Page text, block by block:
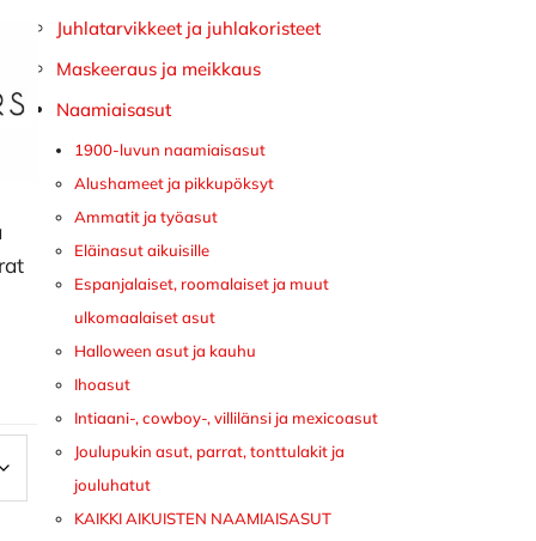
Juhlatarvikkeet ja juhlakoristeet
Maskeeraus ja meikkaus
Naamiaisasut
1900-luvun naamiaisasut
Alushameet ja pikkupöksyt
Ammatit ja työasut
Eläinasut aikuisille
Espanjalaiset, roomalaiset ja muut
ulkomaalaiset asut
Halloween asut ja kauhu
Ihoasut
Intiaani-, cowboy-, villilänsi ja mexicoasut
Joulupukin asut, parrat, tonttulakit ja
jouluhatut
KAIKKI AIKUISTEN NAAMIAISASUT